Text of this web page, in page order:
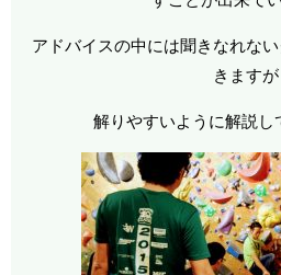
アドバイスの中には聞きなれな
きますが
解りやすいように解説し